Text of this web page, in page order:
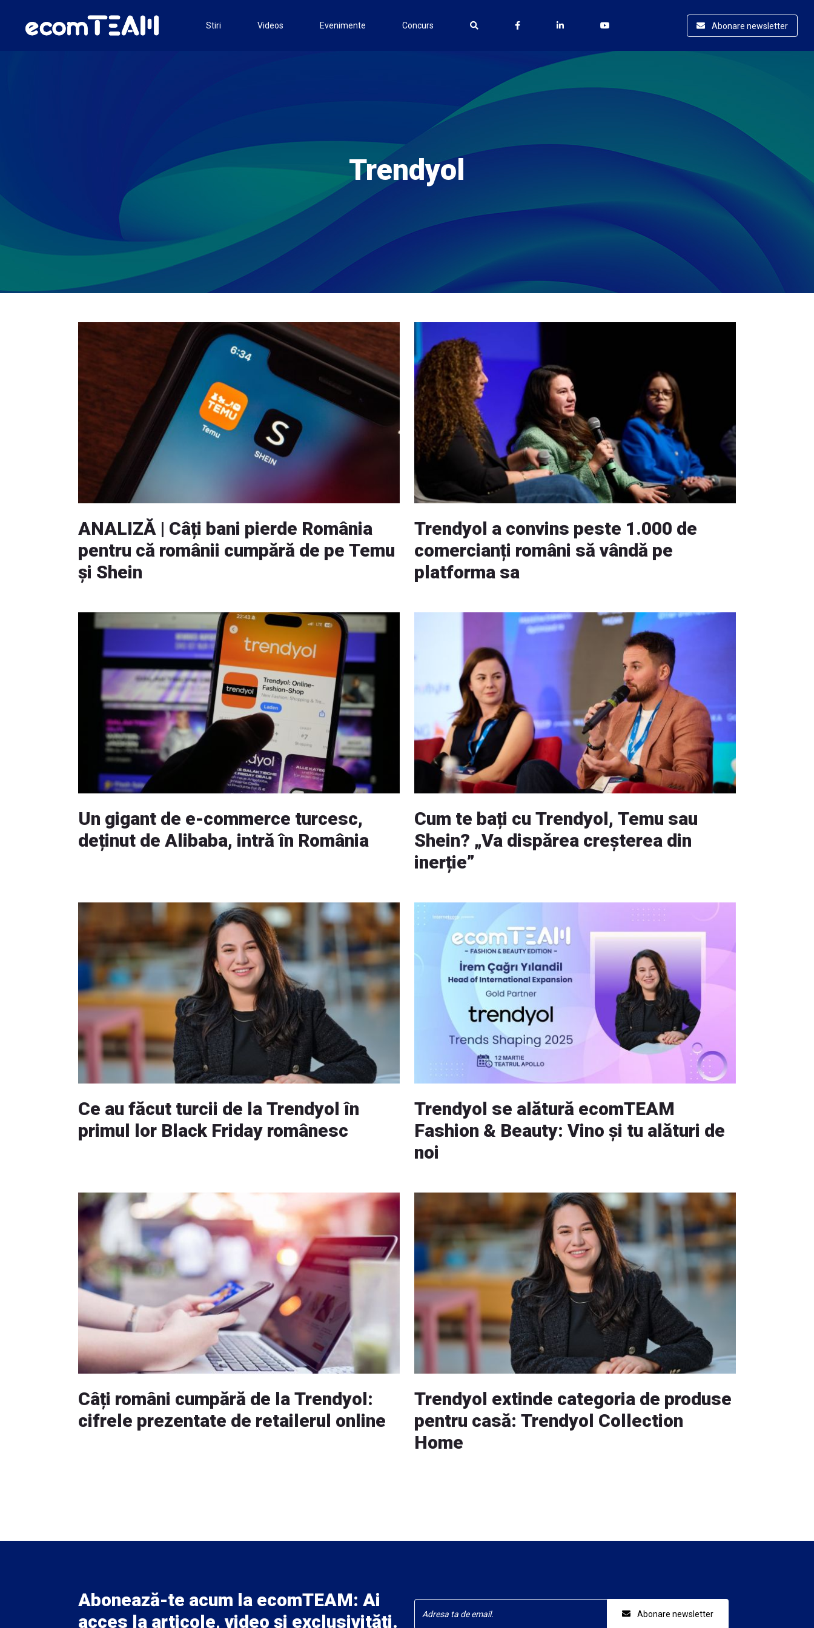
Stiri Videos Evenimente Concurs Abonare newsletter
Trendyol
ANALIZĂ | Câți bani pierde România
pentru că românii cumpără de pe Temu
și Shein
Trendyol a convins peste 1.000 de
comercianți români să vândă pe
platforma sa
Un gigant de e-commerce turcesc,
deținut de Alibaba, intră în România
Cum te bați cu Trendyol, Temu sau
Shein? „Va dispărea creșterea din
inerție”
Ce au făcut turcii de la Trendyol în
primul lor Black Friday românesc
Trendyol se alătură ecomTEAM
Fashion & Beauty: Vino și tu alături de
noi
Câți români cumpără de la Trendyol:
cifrele prezentate de retailerul online
Trendyol extinde categoria de produse
pentru casă: Trendyol Collection
Home
Abonează-te acum la ecomTEAM: Ai
acces la articole, video și exclusivități.
Abonare newsletter